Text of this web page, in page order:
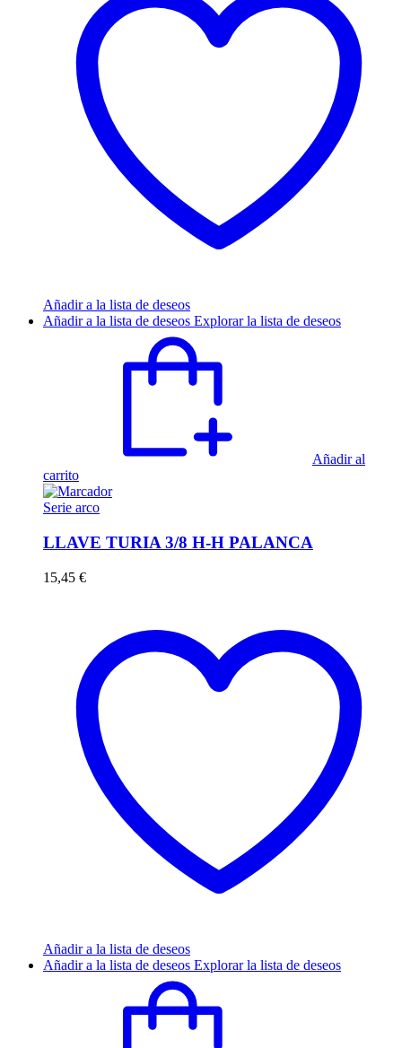
Añadir a la lista de deseos
Añadir a la lista de deseos Explorar la lista de deseos
Añadir al
carrito
Serie arco
LLAVE TURIA 3/8 H-H PALANCA
15,45 €
Añadir a la lista de deseos
Añadir a la lista de deseos Explorar la lista de deseos